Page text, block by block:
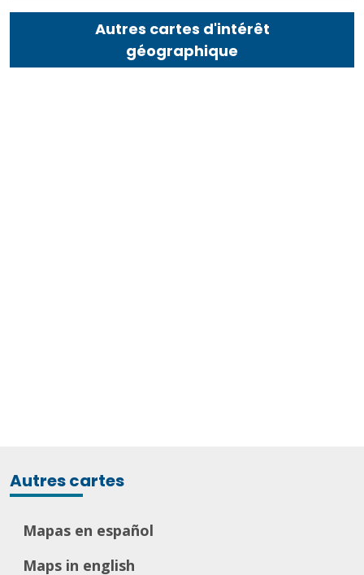
Autres cartes d'intérêt
géographique
Autres cartes
Mapas en español
Maps in english